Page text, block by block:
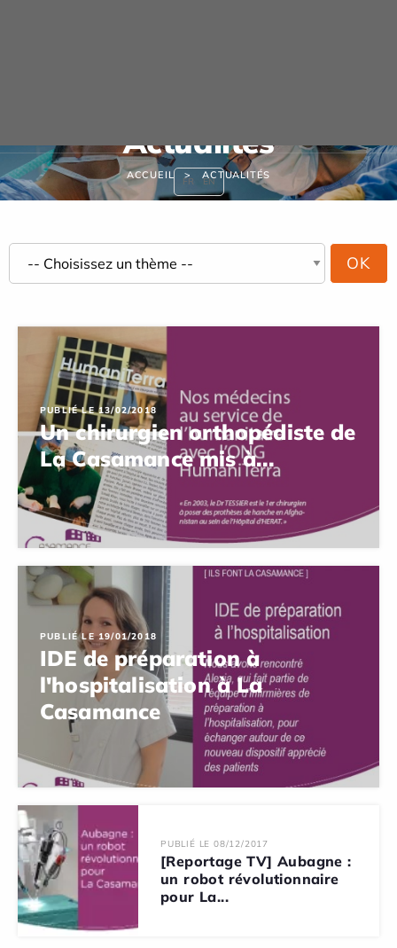
Actualités
ACCUEIL ACTUALITÉS
PUBLIÉ LE 13/02/2018
Un chirurgien orthopédiste de
La Casamance mis à...
PUBLIÉ LE 19/01/2018
IDE de préparation à
l'hospitalisation à La
Casamance
PUBLIÉ LE 08/12/2017
[Reportage TV] Aubagne :
un robot révolutionnaire
pour La...
FR EN